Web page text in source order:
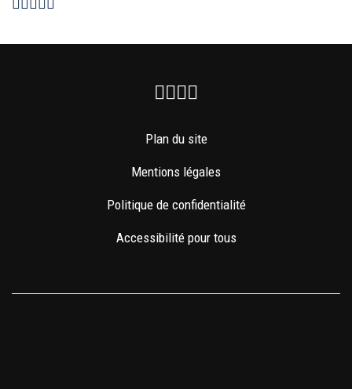
Facebook
Instagram
Youtube
Plan du site
Mentions légales
Politique de confidentialité
Accessibilité pour tous